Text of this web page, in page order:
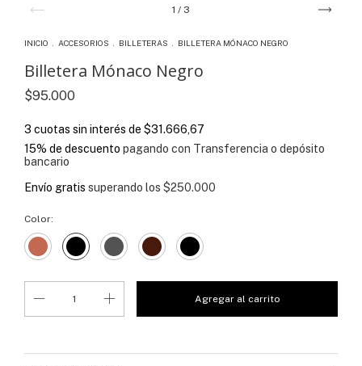
1 / 3
INICIO ACCESORIOS BILLETERAS BILLETERA MÓNACO NEGRO
Billetera Mónaco Negro
$95.000
3 cuotas sin interés de $31.666,67
15% de descuento pagando con Transferencia o depósito
bancario
Envío gratis superando los $250.000
Color: